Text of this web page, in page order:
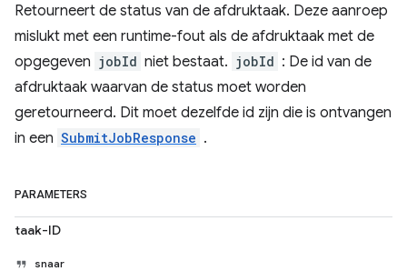
Retourneert de status van de afdruktaak. Deze aanroep
mislukt met een runtime-fout als de afdruktaak met de
opgegeven jobId niet bestaat. jobId : De id van de
afdruktaak waarvan de status moet worden
geretourneerd. Dit moet dezelfde id zijn die is ontvangen
in een SubmitJobResponse .
PARAMETERS
taak-ID
snaar